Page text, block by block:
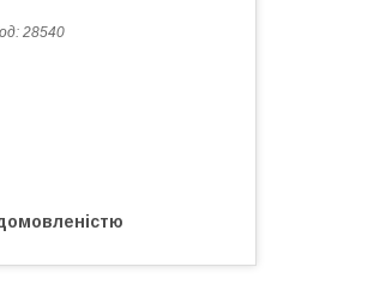
28540